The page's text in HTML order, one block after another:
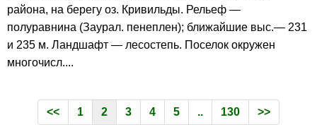
района, на берегу оз. Кривильды. Рельеф —
полуравнина (Заурал. пенеплен); ближайшие выс.— 231
и 235 м. Ландшафт — лесостепь. Поселок окружен
многочисл....
<< 1 2 3 4 5 .. 130 >>